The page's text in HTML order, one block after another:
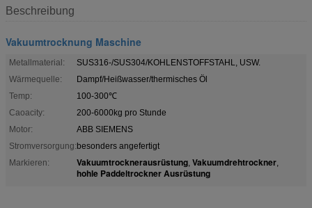
Beschreibung
Vakuumtrocknung Maschine
Metallmaterial:
SUS316-/SUS304/KOHLENSTOFFSTAHL, USW.
Wärmequelle:
Dampf/Heißwasser/thermisches Öl
Temp:
100-300℃
Caoacity:
200-6000kg pro Stunde
Motor:
ABB SIEMENS
Stromversorgung:besonders angefertigt
Markieren:
Vakuumtrocknerausrüstung, Vakuumdrehtrockner,
hohle Paddeltrockner Ausrüstung